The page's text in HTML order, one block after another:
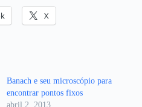
X
Banach e seu microscópio para
encontrar pontos fixos
abril 2, 2013